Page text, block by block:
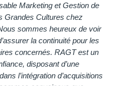
Marketing et Gestion de
Grandes Cultures chez
sommes heureux de voir
la continuité pour les
concernés. RAGT est un
disposant d’une
l’intégration d’acquisitions